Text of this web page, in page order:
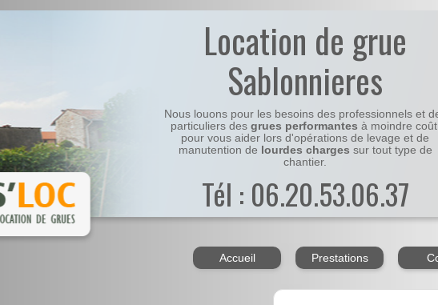
Location de grue
Sablonnieres
Nous louons pour les besoins des professionnels et
particuliers des grues performantes à moindre
pour vous aider lors d'opérations de levage et de
manutention de lourdes charges sur tout type de
chantier.
Tél : 06.20.53.06.37
Accueil Prestations